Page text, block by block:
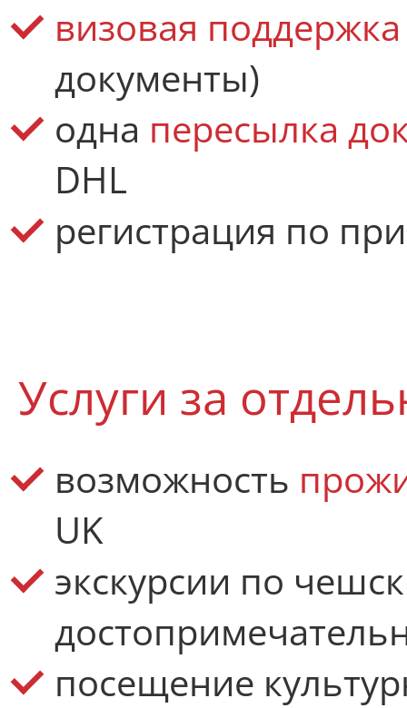
визовая поддержка
документы)
одна пересылка
DHL
регистрация по
Услуги за
возможность
UK
экскурсии по
посещение